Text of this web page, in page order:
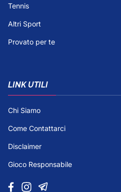
Tennis
Altri Sport
Provato per te
LINK UTILI
Chi Siamo
Come Contattarci
Disclaimer
Gioco Responsabile